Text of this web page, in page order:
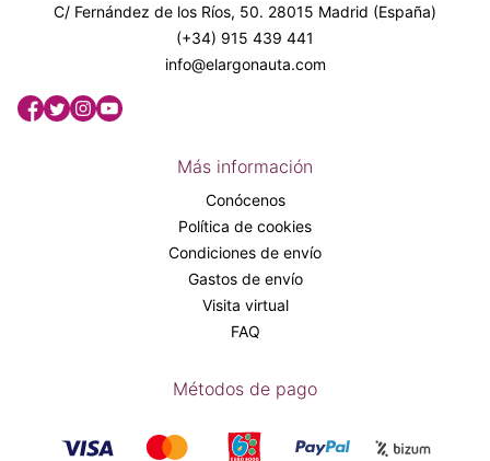
C/ Fernández de los Ríos, 50. 28015 Madrid (España)
(+34) 915 439 441
info@elargonauta.com
Más información
Conócenos
Política de cookies
Condiciones de envío
Gastos de envío
Visita virtual
FAQ
Métodos de pago